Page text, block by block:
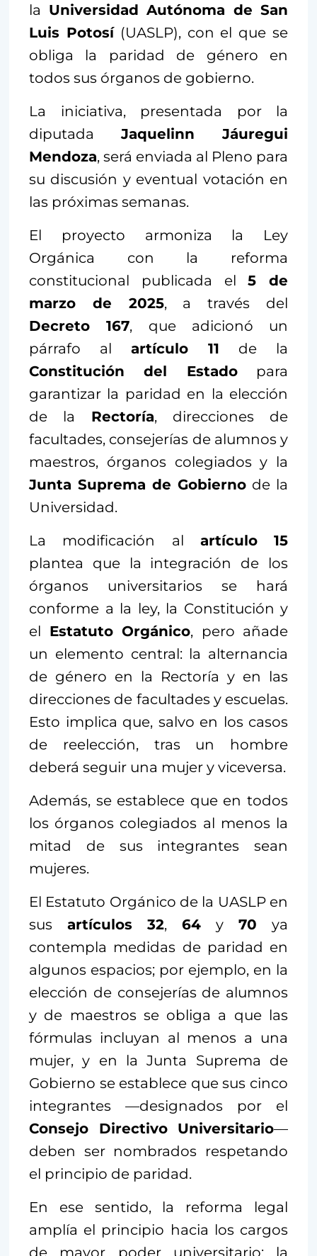
la Universidad Autónoma de San
Luis Potosí(UASLP), con el que se
obliga la paridad de género en
todos sus órganos de gobierno.
La iniciativa, presentada por la
diputadaJaquelinn Jáuregui
Mendoza, será enviada al Pleno para
su discusión y eventual votación en
las próximas semanas.
El proyecto armoniza la Ley
Orgánica con la reforma
constitucional publicada el5 de
marzo de 2025, a través del
Decreto 167, que adicionó un
párrafo al artículo 11 de la
Constitución del Estadopara
garantizar la paridad en la elección
de la Rectoría, direcciones de
facultades, consejerías de alumnos y
maestros, órganos colegiados y la
Junta Suprema de Gobierno de la
Universidad.
La modificación al artículo
15
plantea que la integración de los
órganos universitarios se hará
conforme a la ley, la Constitución y
el Estatuto Orgánico, pero añade
un elemento central: la alternancia
de género en la Rectoría y en las
direcciones de facultades y escuelas.
Esto implica que, salvo en los casos
de reelección, tras un hombre
deberá seguir una mujer y viceversa.
Además, se establece que en todos
los órganos colegiados al menos la
mitad de sus integrantes sean
mujeres.
El Estatuto Orgánico de la UASLP en
sus artículos 32, 64 y 70 ya
contempla medidas de paridad en
algunos espacios; por ejemplo, en la
elección de consejerías de alumnos
y de maestros se obliga a que las
fórmulas incluyan al menos a una
mujer, y en la Junta Suprema de
Gobierno se establece que sus cinco
integrantes —designados por el
Consejo Directivo Universitario—
deben ser nombrados respetando
el principio de paridad.
En ese sentido, la reforma legal
amplía el principio hacia los cargos
de mayor poder universitario: la